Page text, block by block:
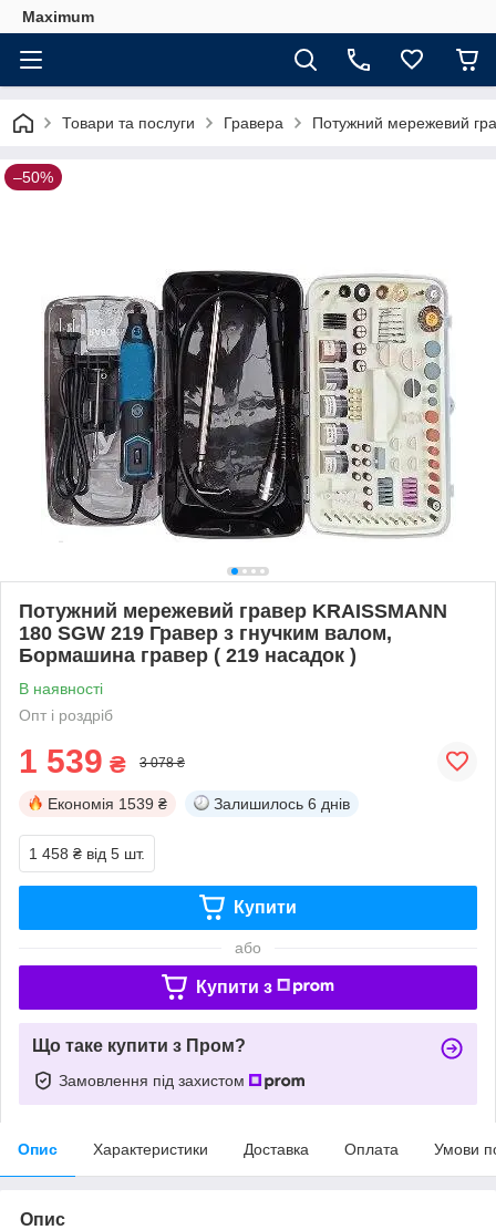
Maximum
Товари та послуги Гравера Потужний мережевий
–50%
Потужний мережевий гравер KRAISSMANN
180 SGW 219 Гравер з гнучким валом,
Бормашина гравер ( 219 насадок )
В наявності
Опт і роздріб
1 539 ₴ 3 078 ₴
Економія 1539 ₴ Залишилось 6 днів
1 458 ₴ від 5 шт.
Купити
або
Купити з
Що таке купити з Пром?
Замовлення під захистом
Опис Характеристики Доставка Оплата Умови
Опис